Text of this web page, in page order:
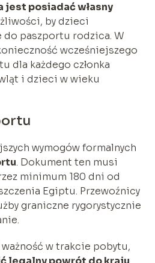
jest posiadać własny
by dzieci
do paszportu rodzica. W
wcześniejszego
dla każdego członka
i dzieci w wieku
wymogów formalnych
. Dokument ten musi
minimum 180 dni od
Egiptu. Przewoźnicy
graniczne rygorystycznie
w trakcie pobytu,